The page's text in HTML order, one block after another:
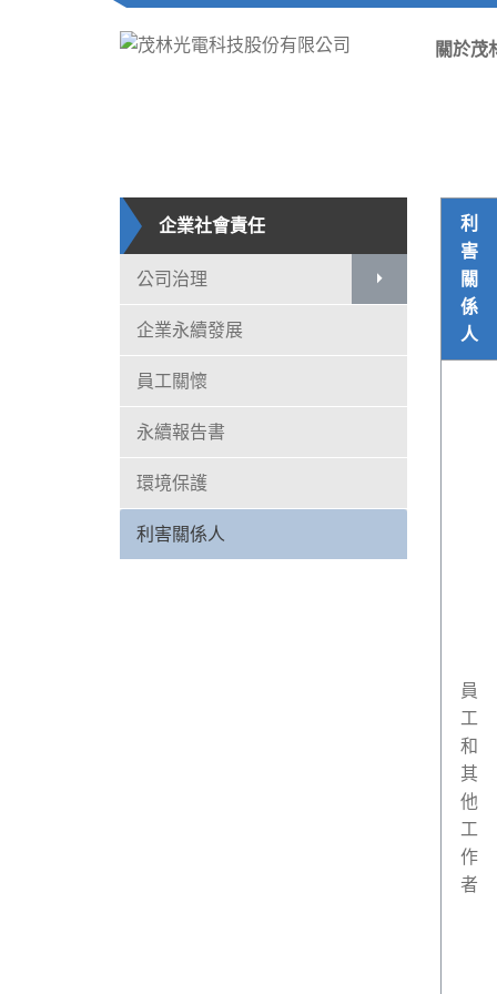
關於茂
企業社會責任
公司治理
企業永續發展
員工關懷
永續報告書
環境保護
利害關係人
利
害
關
係
人
員
工
和
其
他
工
作
者